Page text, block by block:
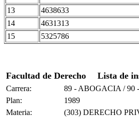
13 4638633
14 4631313
15 5325786
Facultad de Derecho Lista de
Carrera:
89 - ABOGACIA / 90
Plan:
1989
Materia:
(303) DERECHO